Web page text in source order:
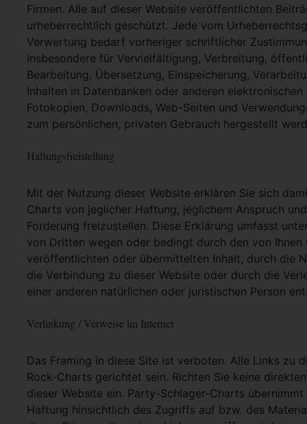
Firmen. Alle auf dieser Website veröffentlichten
urheberrechtlich geschützt. Jede vom
Verwertung bedarf vorheriger schriftlicher
insbesondere für Vervielfältigung, Verbreitung,
Bearbeitung, Übersetzung, Einspeicherung,
Inhalten in Datenbanken oder anderen
Fotokopien, Downloads, Web-Seiten und
zum persönlichen, privaten Gebrauch hergestellt
Haftungsfreistellung
Mit der Nutzung dieser Website erklären Sie sich
Charts von jeglicher Haftung, jeglichem Anspruch
Forderung freizustellen. Diese Erklärung umfasst
von Dritten wegen oder bedingt durch den von Ihnen
veröffentlichten oder übermittelten Inhalt, durch die
die Verbindung zu dieser Website oder durch die
einer anderen natürlichen oder juristischen Person
Verlinkung / Verweise im Internet
Das Framing in diese Site ist verboten. Alle Links zu
Rock-Charts gerichtet sein. Richten Sie keine
dieser Website ein. Party-Schlager-Charts
Haftung hinsichtlich des Zugriffs auf bzw. des